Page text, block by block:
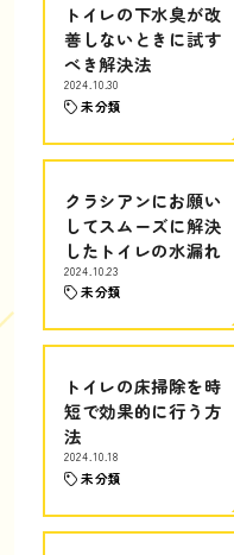
トイレの下水臭が改
善しないときに試す
べき解決法
2024.10.30
未分類
クラシアンにお願い
してスムーズに解決
したトイレの水漏れ
2024.10.23
未分類
トイレの床掃除を時
短で効果的に行う方
法
2024.10.18
未分類